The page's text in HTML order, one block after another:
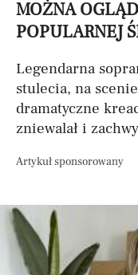
MOŻNA
POPULARNEJ
Legendarna
stulecia, na
dramatyczne
zniewalał i
Artykuł sponsorowany